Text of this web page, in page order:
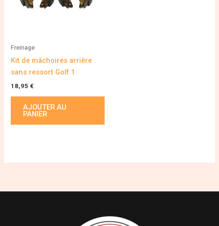
Freinage
Kit de mâchoires arrière
sans ressort Golf 1
18,95 €
AJOUTER AU
PANIER